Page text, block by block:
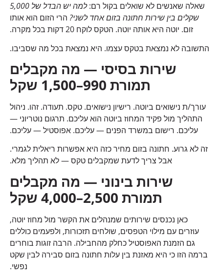
שאלה שאנשים לא שואלים בקול רם:
למה יש הבדל של 5,000
שקלים בין שירות חתונה בזום אחד לשני?הרי הזום הוא אותו
זום. יוטה היא אותה יוטה. הטקס לוקח 20 דקות בכל מקרה.
התשובה לא נמצאת בטקס עצמו. היא נמצאת בכל מה שסביבו.
שירות בסיסי — מה מקבלים
תמורת 990–1,500 שקל
עורך/ת נישואים ביוטה. רישיון נישואים. טקס. תעודה. זהו. ניהול
התהליך מול פקיד המחוז ביוטה הוא עליכם. תרגום נוטריוני —
עליכם. רישום במשרד הפנים — עליכם. אפוסטיל — עליכם.
זה לא גרוע. חתונה בזום מחיר כזה היא אפשרות ריאלית לגמרי.
אבל צריך לדעת שמקבלים טקס — לא תהליך מלא.
שירות בינוני — מה מקבלים
תמורת 2,500–4,000 שקל
כאן נכנסים שירותים שמנהלים את הקשר מול מחוז יוטה,
עוזרים עם מילוי הטפסים, שולחים תזכורות, ולפעמים כוללים
גם הזמנת האפוסטיל כחלק מהחבילה. הרבה זוגות בוחרים
ברמה הזו כי היא מאזנת בין עלות חתונה בזום סבירה לבין שקט
נפשי.